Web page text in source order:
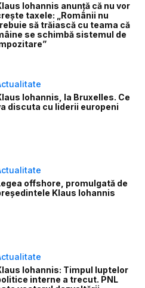
Iohannis anunță că nu vor
taxele: „Românii nu
să trăiască cu teama că
se schimbă sistemul de
Iohannis, la Bruxelles. Ce
discuta cu liderii europeni
offshore, promulgată de
Klaus Iohannis
Iohannis: Timpul luptelor
interne a trecut. PNL